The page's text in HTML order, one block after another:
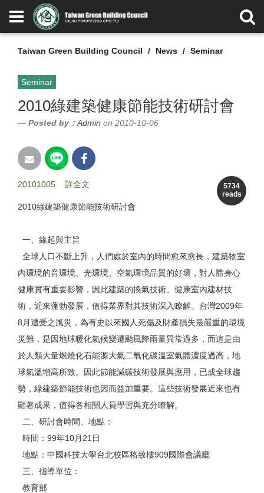
Taiwan Green Building Council News Seminar
Seminar
2010綠建築健康節能技術研討會
Posted by： Admin on 2010-10-06
5734
reads
20101005 詳全文
2010綠建築健康節能技術研討會
一、緣起與主旨
全球人口不斷上升，人們處於室內的時間愈來愈長，建築物室
內環境的音環境、光環境、空氣環境品質的好壞，對人體身心
健康實有重要影響，因此建築的換氣技術、健康室內建材技
術，近來蓬勃發展，值得業界對其技術深入瞭解。台灣2009年
8月遭受之風災，為有史以來國人死傷及財產損失最嚴重的環境
災難，是因地球暖化氣候變遷颱風降雨量異常過多，而這是由
於人類大量燃燒化石能源大氣二氧化碳溫室氣體濃度過高，地
球氣溫增高所致。因此節能減碳技術發展與應用，已成全球趨
勢，綠建築節能技術也因而益加重要。這些技術發展近來也有
顯著成果，值得各相關人員學習與充分瞭解。
二、研討會時間、地點：
時間：99年10月21日
地點：中國科技大學台北校區格致樓909國際會議廳
三、指導單位：
教育部